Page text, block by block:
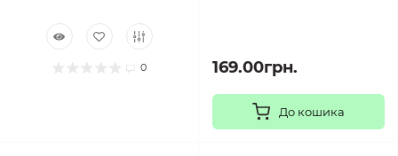
0 169.00грн.
До кошика